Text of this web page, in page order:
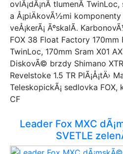
ovlÃ¡dÃ¡nÃ­ tlumenÃ­
a Å¡piÄkovÃ½mi
veÅ¡kerÃ¡ ÃºskalÃ­.
FOX 38 Float Factory 170mm
TwinLoc, 170mm Sram X01
DiskovÃ© brzdy Shimano
Revelstoke 1.5 TR PlÃ¡Å¡tÄ›
TeleskopickÃ¡ sedlovka
CF
Leader Fox MXC
SVETLE